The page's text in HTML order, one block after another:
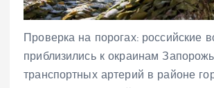
Проверка на порогах: российские
приблизились к окраинам
транспортных артерий в районе